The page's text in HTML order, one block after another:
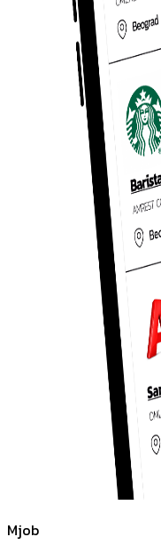
Mjob